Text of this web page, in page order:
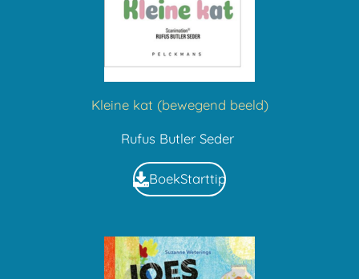
Kleine kat (bewegend beeld)
Rufus Butler Seder
BoekStarttip